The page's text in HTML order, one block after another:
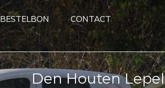
BESTELBON CONTACT
Den Houten Lepel